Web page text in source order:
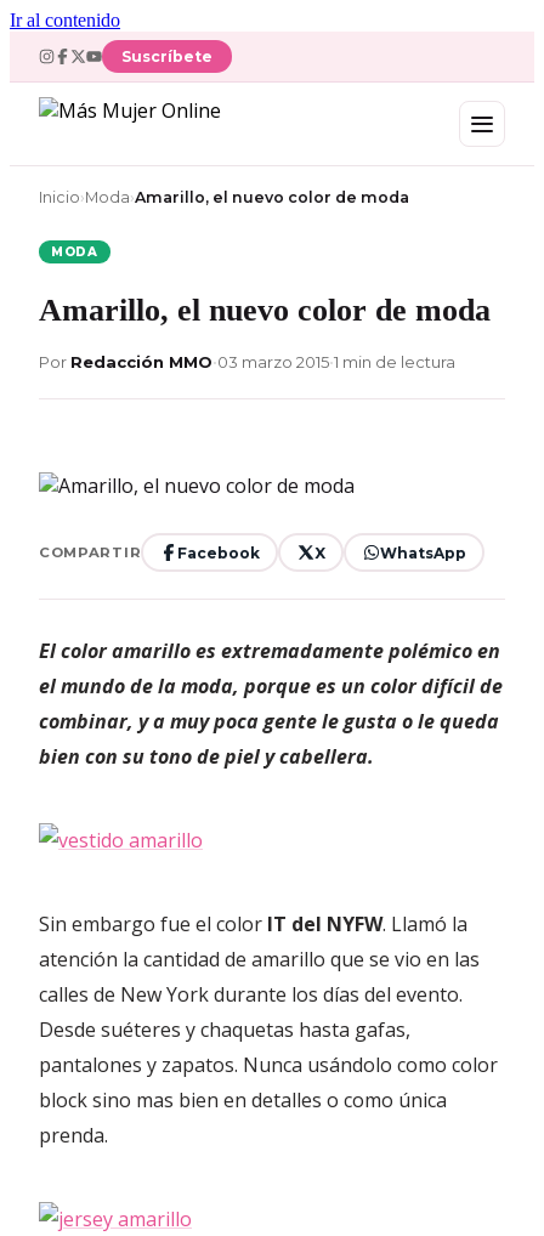
Ir al contenido
Suscríbete
Inicio›Moda›Amarillo, el nuevo color de moda
MODA
Amarillo, el nuevo color de moda
Por Redacción MMO•03 marzo 2015•1 min de lectura
COMPARTIR Facebook X WhatsApp
El color amarillo es extremadamente polémico en
el mundo de la moda, porque es un color difícil de
combinar, y a muy poca gente le gusta o le queda
bien con su tono de piel y cabellera.
Sin embargo fue el color IT del NYFW. Llamó la
atención la cantidad de amarillo que se vio en las
calles de New York durante los días del evento.
Desde suéteres y chaquetas hasta gafas,
pantalones y zapatos. Nunca usándolo como color
block sino mas bien en detalles o como única
prenda.